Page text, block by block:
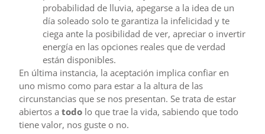
probabilidad de lluvia, apegarse a la idea de un
día soleado solo te garantiza la infelicidad y te
ciega ante la posibilidad de ver, apreciar o invertir
energía en las opciones reales que de verdad
están disponibles.
En última instancia, la aceptación implica confiar en
uno mismo como para estar a la altura de las
circunstancias que se nos presentan. Se trata de estar
abiertos a todo lo que trae la vida, sabiendo que todo
tiene valor, nos guste o no.